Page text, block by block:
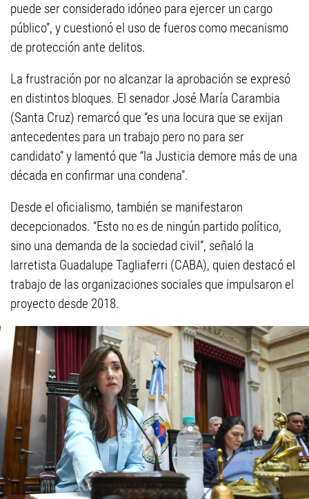
puede ser considerado idóneo para ejercer un cargo
público”, y cuestionó el uso de fueros como mecanismo
de protección ante delitos.
La frustración por no alcanzar la aprobación se expresó
en distintos bloques. El senador José María Carambia
(Santa Cruz) remarcó que “es una locura que se exijan
antecedentes para un trabajo pero no para ser
candidato” y lamentó que “la Justicia demore más de una
década en confirmar una condena”.
Desde el oficialismo, también se manifestaron
decepcionados. “Esto no es de ningún partido político,
sino una demanda de la sociedad civil”, señaló la
larretista Guadalupe Tagliaferri (CABA), quien destacó el
trabajo de las organizaciones sociales que impulsaron el
proyecto desde 2018.